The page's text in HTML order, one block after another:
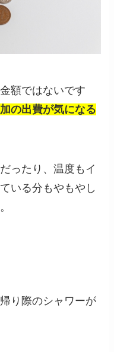
額ではないです
の出費が気になる
ったり、温度もイ
いる分もやもやし
り際のシャワーが